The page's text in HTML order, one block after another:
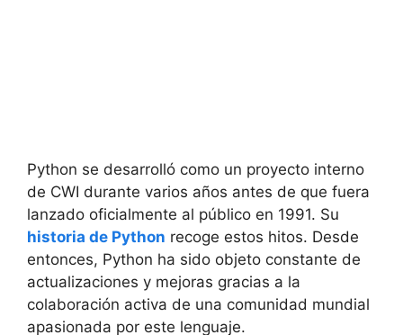
Python se desarrolló como un proyecto interno
de CWI durante varios años antes de que fuera
lanzado oficialmente al público en 1991. Su
historia de Python recoge estos hitos. Desde
entonces, Python ha sido objeto constante de
actualizaciones y mejoras gracias a la
colaboración activa de una comunidad mundial
apasionada por este lenguaje.